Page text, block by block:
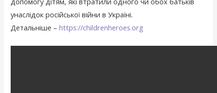
унаслідок російської війни в Україні.
Детальніше –https://childrenheroes.org